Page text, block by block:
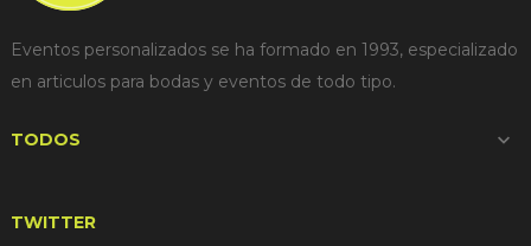
Eventos personalizados se ha formado en 1993, especializado
en articulos para bodas y eventos de todo tipo.
TODOS 
TWITTER